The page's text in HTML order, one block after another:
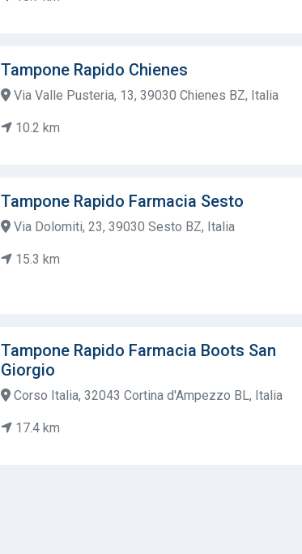
Tampone Rapido Chienes
Via Valle Pusteria, 13, 39030 Chienes BZ, Italia
10.2 km
Tampone Rapido Farmacia Sesto
Via Dolomiti, 23, 39030 Sesto BZ, Italia
15.3 km
Tampone Rapido Farmacia Boots San
Giorgio
Corso Italia, 32043 Cortina d'Ampezzo BL, Italia
17.4 km